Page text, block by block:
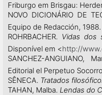
Friburgo em Brisgau:
NOVO DICIONÁRIO DE
Equipo de Redacción, 1988.
ROHRBACHER. Vidas dos
Disponível em <http://
SANCHEZ-ANGUIANO,
Editorial el Perpetuo
SÊNECA. Tratados
TAHAN, Malba. Lendas do